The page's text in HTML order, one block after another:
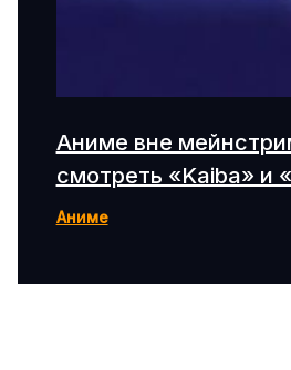
Аниме вне
смотреть «Kaiba» и
Аниме